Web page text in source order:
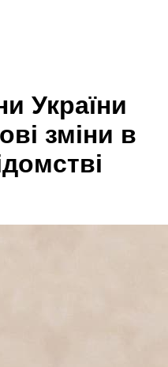
України
зміни в